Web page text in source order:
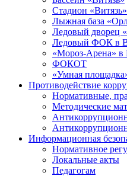
Стадион «Витязь»
Лыжная база
Ледовый дворец
Ледовый ФОК в
«Мороз-Арена» в
ФОКОТ
«Умная
Противодействие
Нормативные,
Методические
Информационная
Нормативное
Локальные акты
Педагогам